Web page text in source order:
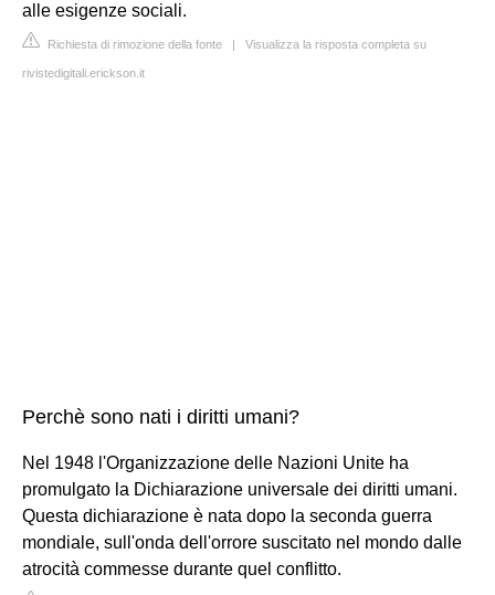
alle esigenze sociali.
Richiesta di rimozione della fonte | Visualizza la risposta completa su
rivistedigitali.erickson.it
Perchè sono nati i diritti umani?
Nel 1948 l'Organizzazione delle Nazioni Unite ha
promulgato la Dichiarazione universale dei diritti umani.
Questa dichiarazione è nata dopo la seconda guerra
mondiale, sull'onda dell'orrore suscitato nel mondo dalle
atrocità commesse durante quel conflitto.